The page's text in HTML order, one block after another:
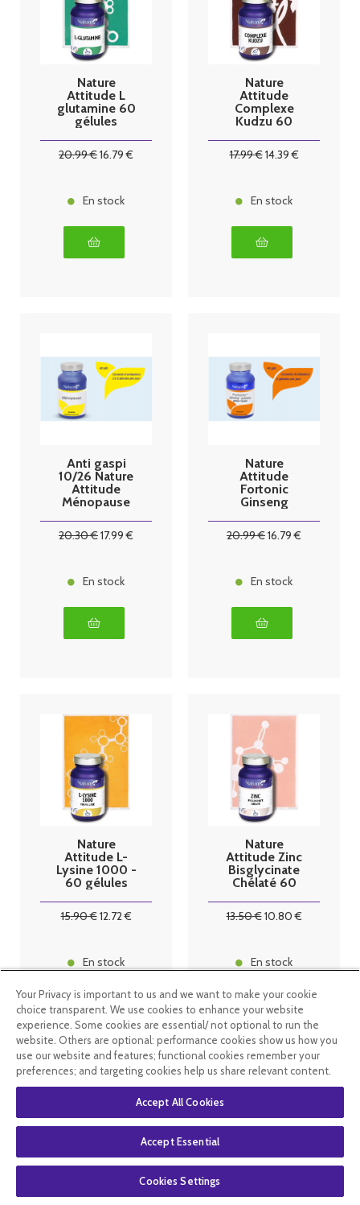
Nature
Attitude L
glutamine 60
gélules
20.99€16.79 €
En stock
Nature
Attitude
Complexe
Kudzu 60
17.99€14.39€
En stock
Anti gaspi
10/26 Nature
Attitude
Ménopause
20.30€17.99 €
En stock
Nature
Attitude
Fortonic
Ginseng
gélules
20.99€16.79 €
En stock
Nature
Attitude L-
Lysine 1000 -
60 gélules
15.90€12.72€
En stock
Nature
Attitude Zinc
Bisglycinate
Chélaté 60
13.50€10.80€
En stock
Your Privacy is important to us and we want to make your cookie
choice transparent. We use cookies to enhance your website
experience. Some cookies are essential/ not optional to run the
website. Others are optional: performance cookies show us how you
use our website and features; functional cookies remember your
preferences; and targeting cookies help us share relevant content.
Accept All Cookies
Accept Essential
Cookies Settings